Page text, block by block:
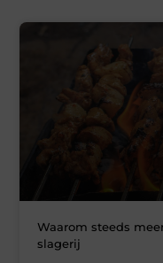
Waarom steeds
slagerij